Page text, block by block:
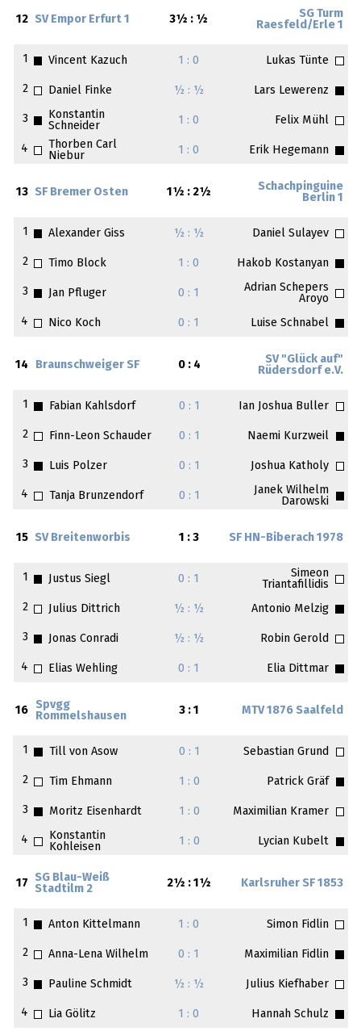
12 SV Empor Erfurt 1 3½ : ½
SG Turm
Raesfeld/Erle 1
1 Vincent Kazuch 1 : 0 Lukas Tünte
2 Daniel Finke ½ : ½ Lars Lewerenz
3
Konstantin
Schneider
1 : 0 Felix Mühl
4
Thorben Carl
Niebur
1 : 0 Erik Hegemann
13 SF Bremer Osten 1½ : 2½
Schachpinguine
Berlin 1
1 Alexander Giss ½ : ½ Daniel Sulayev
2 Timo Block 1 : 0 Hakob Kostanyan
3 Jan Pfluger 0 : 1
Adrian Schepers
Aroyo
4
Nico Koch 0 : 1 Luise Schnabel
14 Braunschweiger SF 0 : 4
SV "Glück auf"
Rüdersdorf e.V.
1 Fabian Kahlsdorf 0 : 1 Ian Joshua Buller
2 Finn-Leon Schauder 0 : 1 Naemi Kurzweil
3 Luis Polzer 0 : 1 Joshua Katholy
4 Tanja Brunzendorf 0 : 1
Janek Wilhelm
Darowski
15 SV Breitenworbis 1 : 3 SF HN-Biberach 1978
1 Justus Siegl 0 : 1
Simeon
Triantafillidis
2
Julius Dittrich ½ : ½ Antonio Melzig
3 Jonas Conradi ½ : ½ Robin Gerold
4 Elias Wehling 0 : 1 Elia Dittmar
16
Spvgg
Rommelshausen
3 : 1 MTV 1876 Saalfeld
1 Till von Asow 0 : 1 Sebastian Grund
2 Tim Ehmann 1 : 0 Patrick Gräf
3 Moritz Eisenhardt 1 : 0 Maximilian Kramer
4
Konstantin
Kohleisen
1 : 0 Lycian Kubelt
17
SG Blau-Weiß
Stadtilm 2
2½ : 1½ Karlsruher SF 1853
1 Anton Kittelmann 1 : 0 Simon Fidlin
2 Anna-Lena Wilhelm 0 : 1 Maximilian Fidlin
3 Pauline Schmidt ½ : ½ Julius Kiefhaber
4 Lia Gölitz 1 : 0 Hannah Schulz